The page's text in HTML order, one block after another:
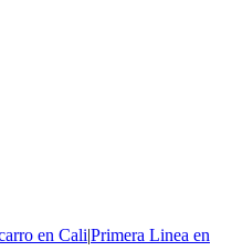
en Cali|Primera Linea en